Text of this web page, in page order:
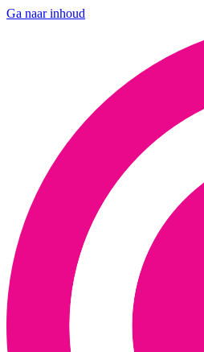
Ga naar inhoud